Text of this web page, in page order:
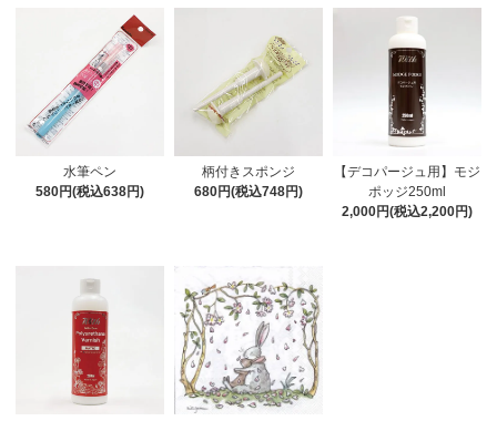
水筆ペン
580円(税込638円)
柄付きスポンジ
680円(税込748円)
【デコパージュ用】モジ
ポッジ250ml
2,000円(税込2,200円)